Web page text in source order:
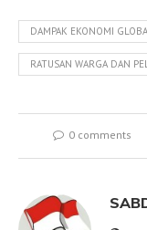
DAMPAK EKONOMI
RATUSAN WARGA DAN
0 comments